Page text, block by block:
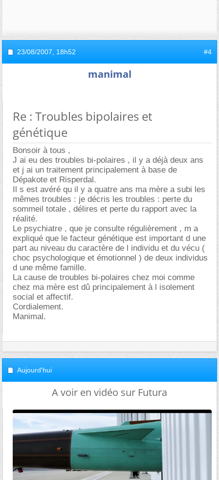
23/08/2007, 18h52 #4
manimal
Re : Troubles bipolaires et
génétique
Bonsoir à tous ,
J ai eu des troubles bi-polaires , il y a déjà deux ans
et j ai un traitement principalement à base de
Dépakote et Risperdal.
Il s est avéré qu il y a quatre ans ma mère a subi les
mêmes troubles : je décris les troubles : perte du
sommeil totale , délires et perte du rapport avec la
réalité.
Le psychiatre , que je consulte régulièrement , m a
expliqué que le facteur génétique est important d une
part au niveau du caractère de l individu et du vécu (
choc psychologique et émotionnel ) de deux individus
d une même famille.
La cause de troubles bi-polaires chez moi comme
chez ma mère est dû principalement à l isolement
social et affectif.
Cordialement.
Manimal.
Aujourd'hui
A voir en vidéo sur Futura